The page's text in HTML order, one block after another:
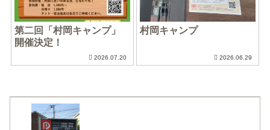
第二回「村岡キャンプ」
開催決定！
2026.07.20
村岡キャンプ
2026.06.29